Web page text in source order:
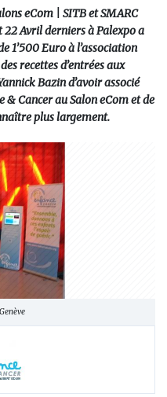
eCom | SITB et SMARC
22 Avril derniers à Palexpo a
1’500 Euro à l’association
recettes d’entrées aux
Bazin d’avoir associé
Cancer au Salon eCom et de
plus largement.